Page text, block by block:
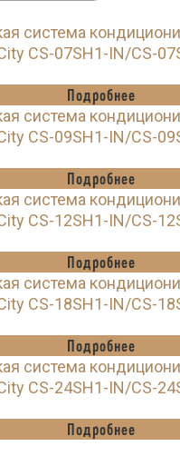
система
CS-07SH1-IN/CS-
Подробнее
система
CS-09SH1-IN/CS-
Подробнее
система
CS-12SH1-IN/CS-
Подробнее
система
CS-18SH1-IN/CS-
Подробнее
система
CS-24SH1-IN/CS-
Подробнее